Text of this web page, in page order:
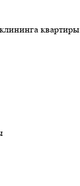
квартиры